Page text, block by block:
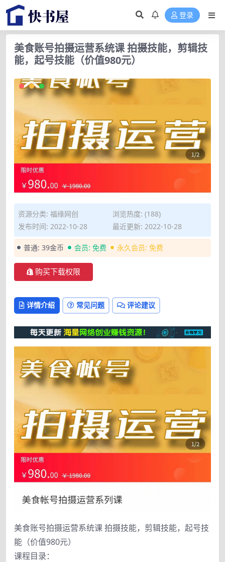
登录
美食账号拍摄运营系统课 拍摄技能，剪辑技
能，起号技能（价值980元）
资源分类: 福缘网创
浏览热度: (188)
发布时间: 2022-10-28
最近更新: 2022-10-28
普通: 39金币 会员: 免费 永久会员: 免费
购买下载权限
详情介绍 常见问题 评论建议
美食账号拍摄运营系统课 拍摄技能，剪辑技能，起号技
能（价值980元）
课程目录：